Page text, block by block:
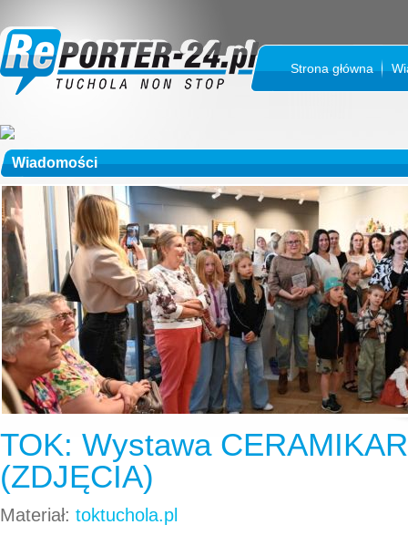
Strona główna
Wiadomości
TOK: Wystawa
(ZDJĘCIA)
Materiał: toktuchola.pl